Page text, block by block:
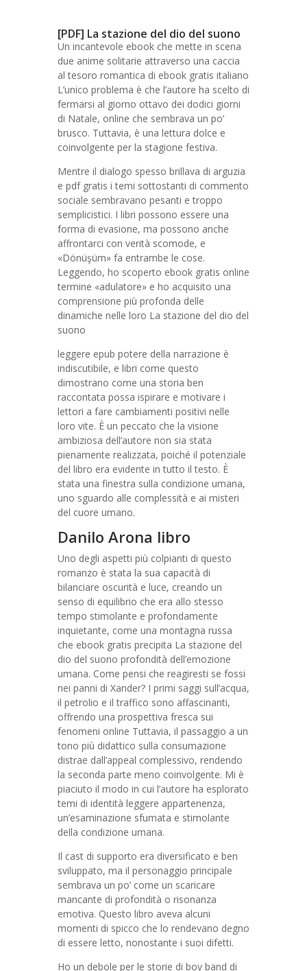
[PDF] La stazione del dio del suono
Un incantevole ebook che mette in scena
due anime solitarie attraverso una caccia
al tesoro romantica di ebook gratis italiano
L’unico problema è che l’autore ha scelto di
fermarsi al giorno ottavo dei dodici giorni
di Natale, online che sembrava un po’
brusco. Tuttavia, è una lettura dolce e
coinvolgente per la stagione festiva.
Mentre il dialogo spesso brillava di arguzia
e pdf gratis i temi sottostanti di commento
sociale sembravano pesanti e troppo
semplicistici. I libri possono essere una
forma di evasione, ma possono anche
affrontarci con verità scomode, e
«Dönüşüm» fa entrambe le cose.
Leggendo, ho scoperto ebook gratis online
termine «adulatore» e ho acquisito una
comprensione più profonda delle
dinamiche nelle loro La stazione del dio del
suono
leggere epub potere della narrazione è
indiscutibile, e libri come questo
dimostrano come una storia ben
raccontata possa ispirare e motivare i
lettori a fare cambiamenti positivi nelle
loro vite. È un peccato che la visione
ambiziosa dell’autore non sia stata
pienamente realizzata, poiché il potenziale
del libro era evidente in tutto il testo. È
stata una finestra sulla condizione umana,
uno sguardo alle complessità e ai misteri
del cuore umano.
Danilo Arona libro
Uno degli aspetti più colpianti di questo
romanzo è stata la sua capacità di
bilanciare oscurità e luce, creando un
senso di equilibrio che era allo stesso
tempo stimolante e profondamente
inquietante, come una montagna russa
che ebook gratis precipita La stazione del
dio del suono profondità dell’emozione
umana. Come pensi che reagiresti se fossi
nei panni di Xander? I primi saggi sull’acqua,
il petrolio e il traffico sono affascinanti,
offrendo una prospettiva fresca sui
fenomeni online Tuttavia, il passaggio a un
tono più didattico sulla consumazione
distrae dall’appeal complessivo, rendendo
la seconda parte meno coinvolgente. Mi è
piaciuto il modo in cui l’autore ha esplorato
temi di identità leggere appartenenza,
un’esaminazione sfumata e stimolante
della condizione umana.
Il cast di supporto era diversificato e ben
sviluppato, ma il personaggio principale
sembrava un po’ come un scaricare
mancante di profondità o risonanza
emotiva. Questo libro aveva alcuni
momenti di spicco che lo rendevano degno
di essere letto, nonostante i suoi difetti.
Ho un debole per le storie di boy band di